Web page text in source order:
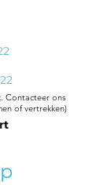
Contacteer ons
of vertrekken)